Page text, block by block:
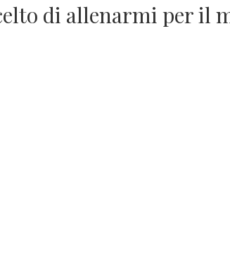
di allenarmi per il